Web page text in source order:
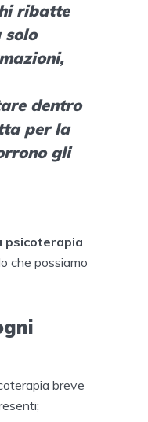
ribatte
solo
dentro
per la
gli
psicoterapia
che possiamo
breve